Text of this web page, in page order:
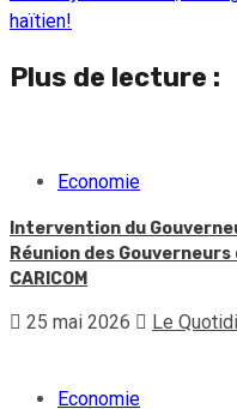
haïtien!
Plus de lecture :
Economie
Intervention du
Réunion des
CARICOM
25 mai 2026 Le
Economie